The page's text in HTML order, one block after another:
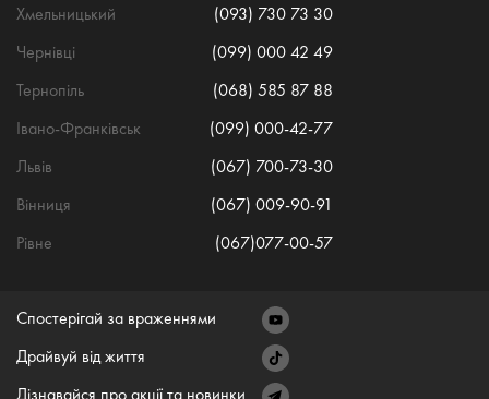
Хмельницький
(093) 730 73 30
Чернівці
(099) 000 42 49
Тернопіль
(068) 585 87 88
Івано-Франківськ
(099) 000-42-77
Львів
(067) 700-73-30
Вінниця
(067) 009-90-91
Рівне
(067)077-00-57
Спостерігай за враженнями
Драйвуй від життя
Дізнавайся про акції та новинки